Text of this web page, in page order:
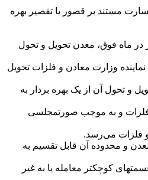
مستند بر قصور یا تقصیر بهره
در ماه فوق، معدن تحویل و تحول
وزارت معادن و فلزات تحویل
تحویل و تحول آن از یک بهره بردار به
و به موجب صورتمجلسی
و فلزات می‌رسد.
معدن و محدوده آن قابل تقسیم به
کوچکتر معامله یا به غیر